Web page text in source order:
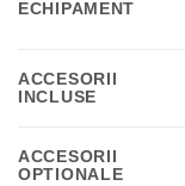
ECHIPAMENT
ACCESORII
INCLUSE
ACCESORII
OPTIONALE